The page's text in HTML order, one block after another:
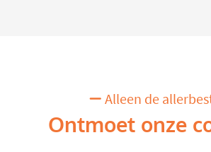
Alleen de
Ontmoet onze